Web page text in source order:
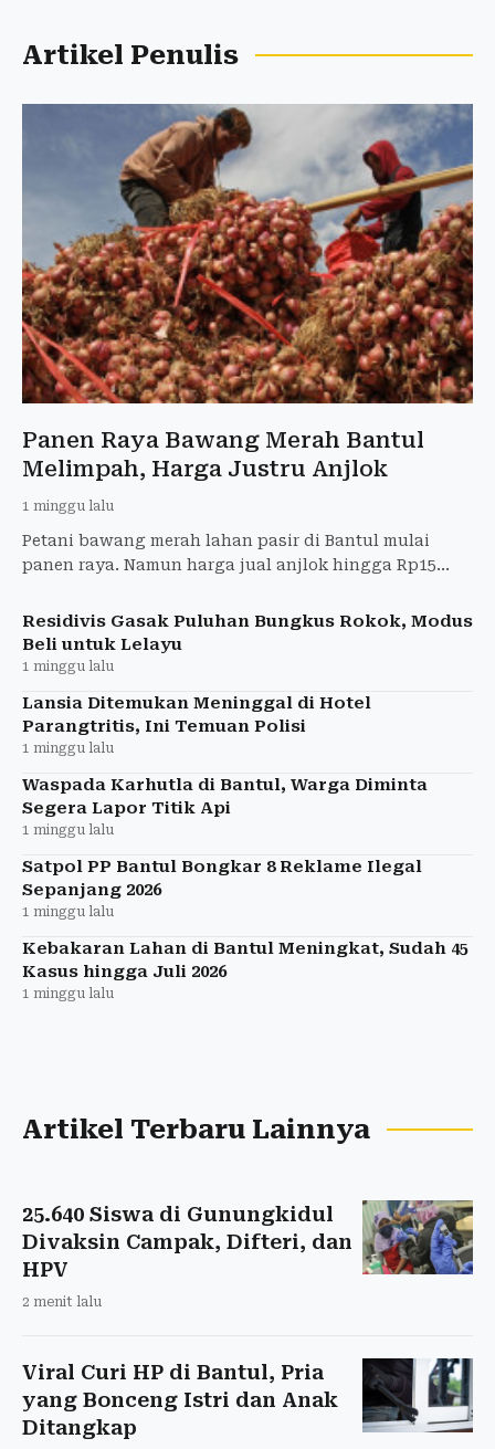
Artikel Penulis
Panen Raya Bawang Merah Bantul
Melimpah, Harga Justru Anjlok
1 minggu lalu
Petani bawang merah lahan pasir di Bantul mulai
panen raya. Namun harga jual anjlok hingga Rp15
berbagai daera
Residivis Gasak Puluhan Bungkus Rokok, Modus
Beli untuk Lelayu
1 minggu lalu
Lansia Ditemukan Meninggal di Hotel
Parangtritis, Ini Temuan Polisi
1 minggu lalu
Waspada Karhutla di Bantul, Warga Diminta
Segera Lapor Titik Api
1 minggu lalu
Satpol PP Bantul Bongkar 8 Reklame Ilegal
Sepanjang 2026
1 minggu lalu
Kebakaran Lahan di Bantul Meningkat, Sudah 45
Kasus hingga Juli 2026
1 minggu lalu
Artikel Terbaru Lainnya
25.640 Siswa di Gunungkidul
Divaksin Campak, Difteri, dan
HPV
2 menit lalu
Viral Curi HP di Bantul, Pria
yang Bonceng Istri dan Anak
Ditangkap